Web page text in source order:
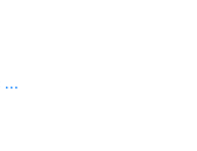
...